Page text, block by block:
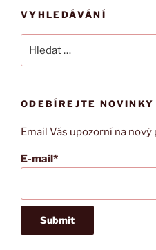
VYHLEDÁVÁNÍ
ODEBÍREJTE NOVINKY
Email Vás upozorní na
E-mail*